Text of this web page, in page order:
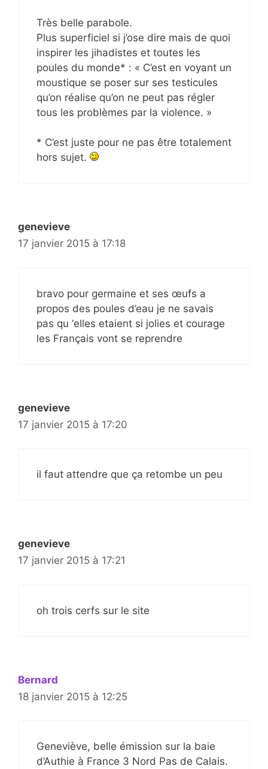
Très belle parabole.
Plus superficiel si j’ose dire mais de quoi
inspirer les jihadistes et toutes les
poules du monde* : « C’est en voyant un
moustique se poser sur ses testicules
qu’on réalise qu’on ne peut pas régler
tous les problèmes par la violence. »
* C’est juste pour ne pas être totalement
hors sujet.
genevieve
17 janvier 2015 à 17:18
bravo pour germaine et ses œufs a
propos des poules d’eau je ne savais
pas qu ‘elles etaient si jolies et courage
les Français vont se reprendre
genevieve
17 janvier 2015 à 17:20
il faut attendre que ça retombe un peu
genevieve
17 janvier 2015 à 17:21
oh trois cerfs sur le site
Bernard
18 janvier 2015 à 12:25
Geneviève, belle émission sur la baie
d’Authie à France 3 Nord Pas de Calais.